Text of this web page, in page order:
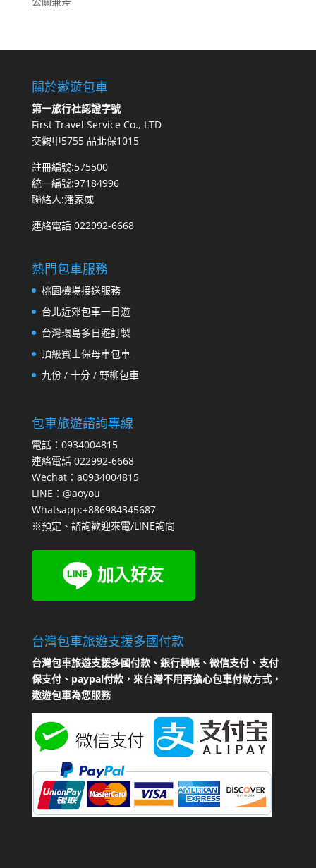
關於遨遊包車
第一旅行社認證字號
First Travel Service Co., LTD
交觀甲5755 品北保1015
註冊編號:575500
統一編號:97184996
聯絡人:潘家威
連絡電話 022992-6668
熱門包車服務
桃園機場接送服務
台北近郊包車一日遊
台灣環島多日遊訂製
頂級賓士保母車包車
九份 / 十分 / 野柳包車
包車旅遊諮詢專線
電話：0934004815
連絡電話 022992-6668
Wechat：a0934004815
LINE：@aoyou
Whatsapp:+886984345687
※預定、諮詢歡迎來電/LINE詢問
台灣包車旅遊支援多國付款
台灣包車旅遊支援多國付款、銀行轉帳、微信支付、支付
保支付、paypal付款，來台灣不用再擔心包車付款方式，
遨遊包車為您服務